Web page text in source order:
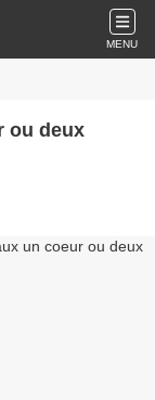
MENU
ou deux